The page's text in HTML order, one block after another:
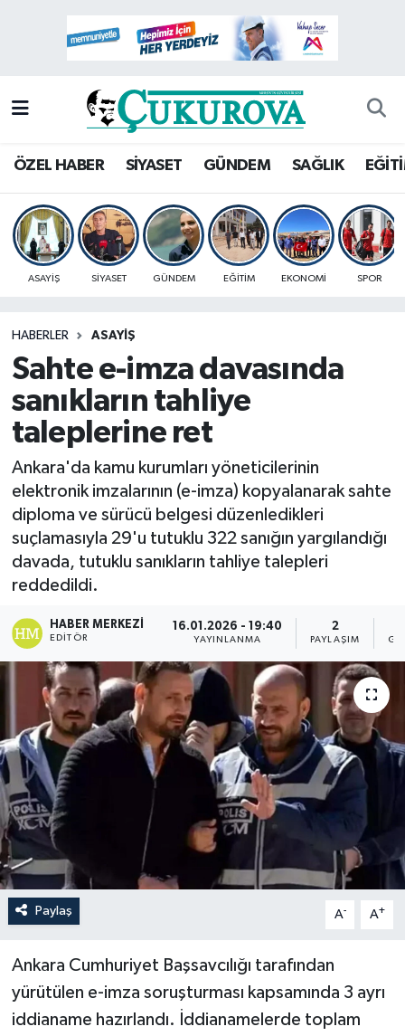
ÖZEL HABER SİYASET GÜNDEM SAĞLIK
ASAYİŞ SİYASET GÜNDEM EĞİTİM EKONOMİ SPOR
HABERLER ASAYİŞ
Sahte e-imza davasında
sanıkların tahliye
taleplerine ret
Ankara'da kamu kurumları yöneticilerinin
elektronik imzalarının (e-imza) kopyalanarak sahte
diploma ve sürücü belgesi düzenledikleri
suçlamasıyla 29'u tutuklu 322 sanığın yargılandığı
davada, tutuklu sanıkların tahliye talepleri
reddedildi.
HABER MERKEZI
EDITÖR
16.01.2026 - 19:40
YAYINLANMA
2
PAYLAŞIM
Paylaş A- A+
Ankara Cumhuriyet Başsavcılığı tarafından
yürütülen e-imza soruşturması kapsamında 3 ayrı
iddianame hazırlandı. İddianamelerde toplam
Mersin Hava Durumu
Mersin Namaz Vakitleri
Mersin Trafik Yoğunluk Haritası
Süper Lig Puan Durumu ve Fikstür
Son Dakika Haberleri
Haber Arşivi